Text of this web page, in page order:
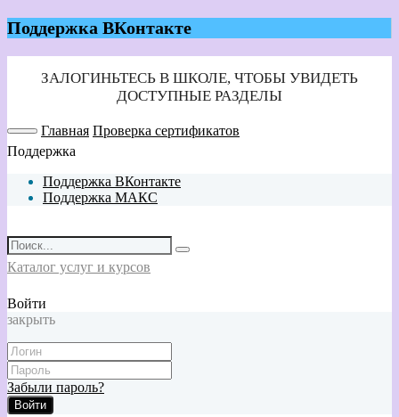
Поддержка ВКонтакте
Главная Проверка сертификатов
Поддержка
Поддержка ВКонтакте
Поддержка МАКС
Каталог услуг и курсов
Войти
закрыть
Забыли пароль?
Войти